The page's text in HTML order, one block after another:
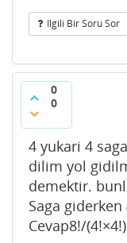
Ilgili Bir Soru Sor
0
0
4 yukari 4
dilim yol
demektir.
Saga
Cevap8!/